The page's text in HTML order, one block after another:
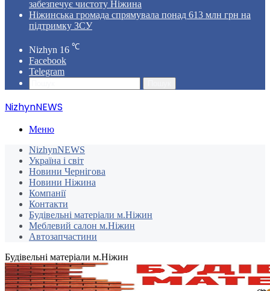
забезпечує чистоту Ніжина
Ніжинська громада спрямувала понад 613 млн грн на
підтримку ЗСУ
Nizhyn 16 ℃
Facebook
Telegram
NizhynNEWS
Меню
NizhynNEWS
Україна і світ
Новини Чернігова
Новини Ніжина
Компанії
Контакти
Будівельні матеріали м.Ніжин
Меблевий салон м.Ніжин
Автозапчастини
Будівельні матеріали м.Ніжин